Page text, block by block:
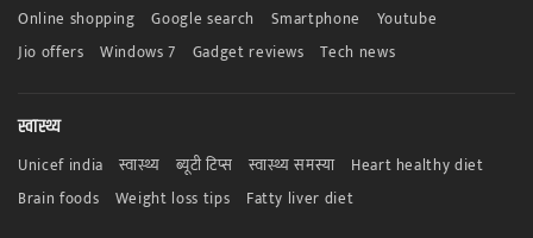
Online shopping
Google search Smartphone
Youtube
Jio offers
Windows 7 Gadget reviews Tech news
स्वास्थ्य
Unicef india स्वास्थ्य ब्यूटी टिप्स स्वास्थ्य समस्या
Heart healthy diet
Brain foods
Weight loss tips Fatty liver diet